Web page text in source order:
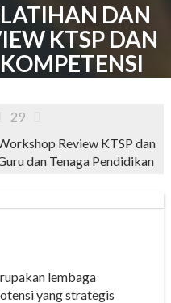
DAN
KTSP DAN
29
Review KTSP dan
dan Tenaga Pendidikan
lembaga
yang strategis